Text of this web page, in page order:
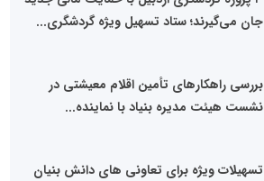
جان می‌گیرند؛ ستاد تسهیل ویژه گردشگری...
بررسی راهکارهای تأمین اقلام معیشتی در
نشست هیئت‌ مدیره بنیاد با نماینده...
تسهیلات ویژه برای تعاونی های دانش بنیان